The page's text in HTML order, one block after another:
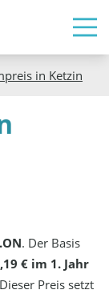
in Ketzin
. Der Basis
€ im 1. Jahr
Dieser Preis setzt